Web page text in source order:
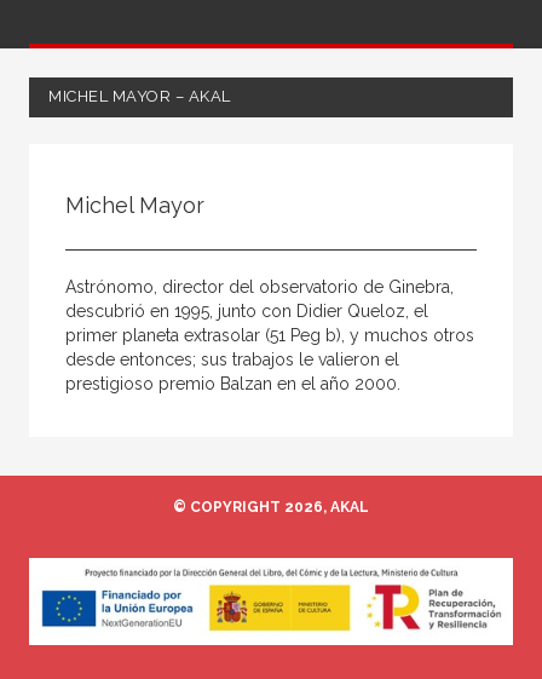
MICHEL MAYOR – AKAL
Coordinador
Editor
Editora
Escritora
Prologuista
Traductor
Michel Mayor
Astrónomo, director del observatorio de Ginebra,
descubrió en 1995, junto con Didier Queloz, el
primer planeta extrasolar (51 Peg b), y muchos otros
desde entonces; sus trabajos le valieron el
prestigioso premio Balzan en el año 2000.
© COPYRIGHT 2026, AKAL